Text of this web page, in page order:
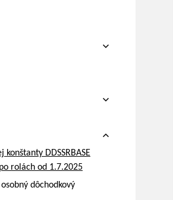
DDSSRBASE
rolách od 1.7.2025
dôchodkový